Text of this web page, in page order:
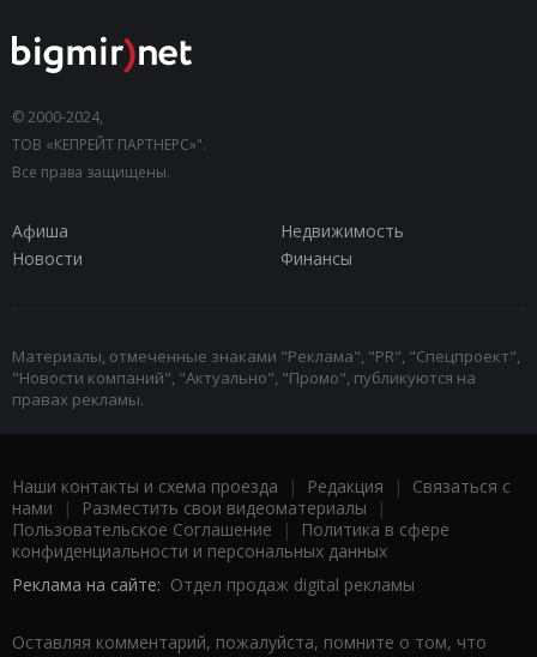
© 2000-2024,
ТОВ «КЕПРЕЙТ ПАРТНЕРС»".
Все права защищены.
Афиша
Недвижимость
Новости
Финансы
Материалы, отмеченные знаками "Реклама", "PR", "Спецпроект",
"Новости компаний", "Актуально", "Промо", публикуются на
правах рекламы.
Наши контакты и схема проезда | Редакция | Связаться с
нами | Разместить свои видеоматериалы |
Пользовательское Соглашение |
Политика в сфере
конфиденциальности и персональных данных
Реклама на сайте: Отдел продаж digital рекламы
Оставляя комментарий, пожалуйста, помните о том, что